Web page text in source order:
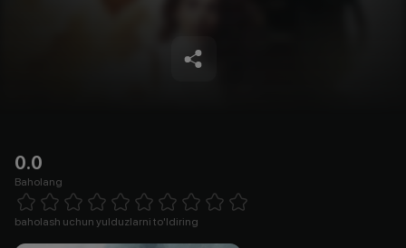
0.0
Baholang
1 Star 2 Stars 3 Stars 4 Stars5 Stars 6 Stars7 Stars8 Stars
baholash uchun yulduzlarni to'ldiring